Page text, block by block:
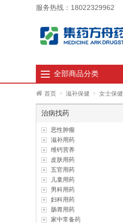
服务热线：18022329962
全部商品分类
首页 > 滋补保健 > 女士保健
治病找药
恶性肿瘤
滋补用药
维钙营养
皮肤用药
五官用药
儿童用药
男科用药
妇科用药
肠胃用药
家中常备药